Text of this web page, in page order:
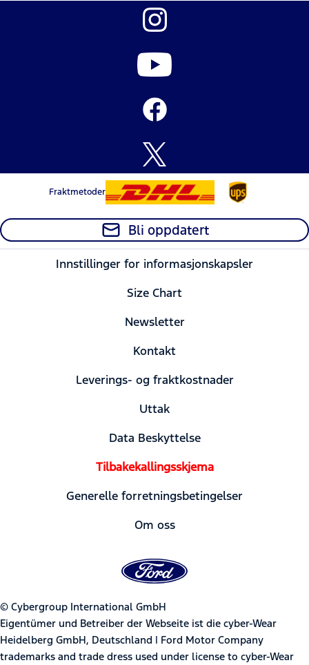
Fraktmetoder
Bli oppdatert
Innstillinger for informasjonskapsler
Size Chart
Newsletter
Kontakt
Leverings- og fraktkostnader
Uttak
Data Beskyttelse
Tilbakekallingsskjema
Generelle forretningsbetingelser
Om oss
© Cybergroup International GmbH
Eigentümer und Betreiber der Webseite ist die cyber-Wear
Heidelberg GmbH, Deutschland | Ford Motor Company
trademarks and trade dress used under license to cyber-Wear